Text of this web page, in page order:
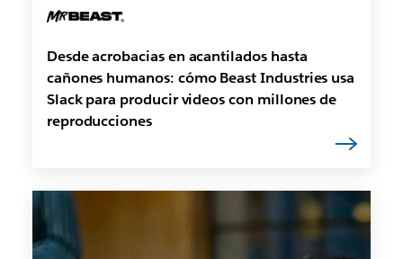
Desde acrobacias en acantilados hasta
cañones humanos: cómo Beast Industries usa
Slack para producir videos con millones de
reproducciones